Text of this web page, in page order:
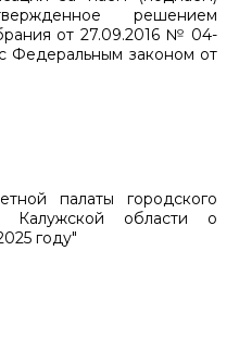
решением
от 27.09.2016 № 04-
законом от
палаты городского
Калужской области о
году"